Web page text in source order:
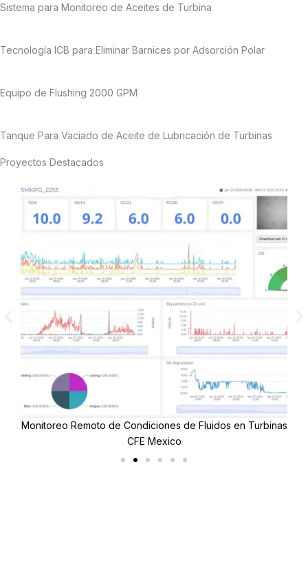
Sistema para Monitoreo de Aceites de Turbina
Tecnología ICB para Eliminar Barnices por Adsorción Polar
Equipo de Flushing 2000 GPM
Tanque Para Vaciado de Aceite de Lubricación de Turbinas
Proyectos Destacados
Monitoreo Remoto de Condiciones de Fluidos en Turbinas
CFE Mexico